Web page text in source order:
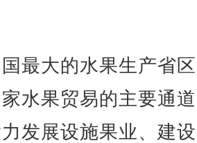
大的水果生产省
水果贸易的主要通
发展设施果业、建